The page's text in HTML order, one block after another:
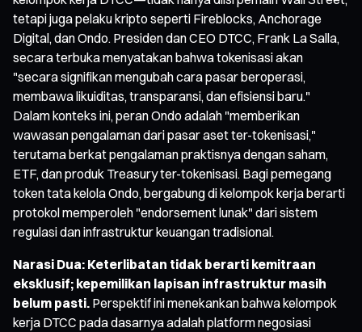
tetapi juga pelaku kripto seperti Fireblocks, Anchorage
Digital, dan Ondo. Presiden dan CEO DTCC, Frank La Salla,
secara terbuka menyatakan bahwa tokenisasi akan
"secara signifikan mengubah cara pasar beroperasi,
membawa likuiditas, transparansi, dan efisiensi baru."
Dalam konteks ini, peran Ondo adalah "memberikan
wawasan pengalaman dari pasar aset ter-tokenisasi,"
terutama berkat pengalaman praktisnya dengan saham,
ETF, dan produk Treasury ter-tokenisasi. Bagi pemegang
token tata kelola Ondo, bergabung di kelompok kerja berarti
protokol memperoleh "endorsement lunak" dari sistem
regulasi dan infrastruktur keuangan tradisional.
Narasi Dua: Keterlibatan tidak berarti kemitraan
eksklusif; kepemilikan lapisan infrastruktur masih
belum pasti. Perspektif ini menekankan bahwa kelompok
kerja DTCC pada dasarnya adalah platform negosiasi